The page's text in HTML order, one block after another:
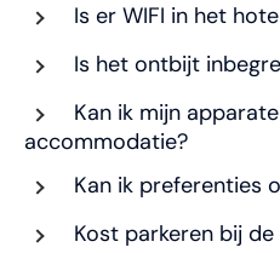
Is er WIFI in het
Is het ontbijt
Kan ik mijn
accommodatie?
Kan ik preferenties
Kost parkeren bij